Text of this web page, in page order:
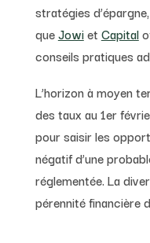
stratégies
queJowiet Capital
conseils pratiques
L’horizon à moyen
des taux au 1er
pour saisir les
négatif d’une
réglementée. La
pérennité financière